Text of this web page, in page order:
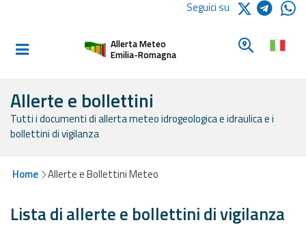
Informati e
Allerte E
Bollettini
Allerte e
Seguici su
Allerta Meteo
Emilia-Romagna
Cerca un
Allerte e bollettini
Tutti i documenti di allerta meteo idrogeologica e idraulica e i
bollettini di vigilanza
Home Allerte e Bollettini Meteo
Lista di allerte e bollettini di vigilanza